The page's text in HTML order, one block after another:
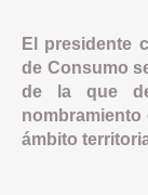
El presidente
de Consumo
de la que
ámbito